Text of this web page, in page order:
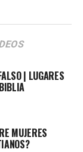
| LUGARES
MUJERES